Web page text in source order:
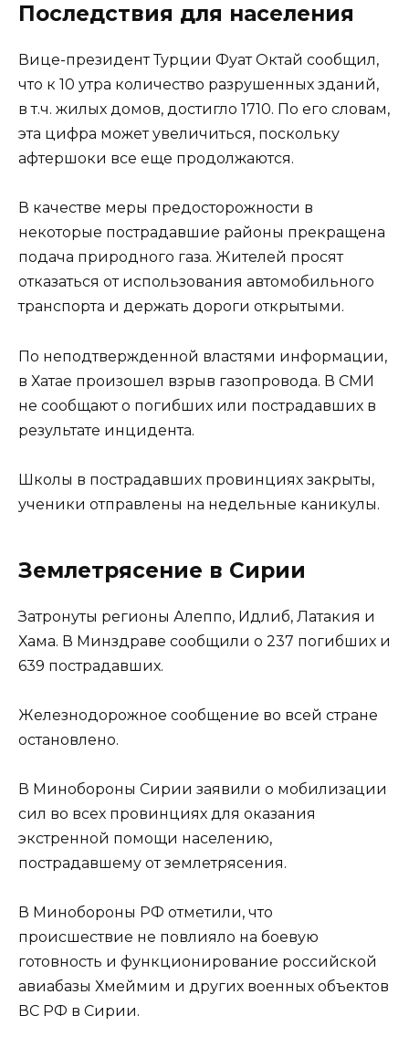
Последствия для населения
Вице-президент Турции Фуат Октай сообщил,
что к 10 утра количество разрушенных зданий,
в т.ч. жилых домов, достигло 1710. По его словам,
эта цифра может увеличиться, поскольку
афтершоки все еще продолжаются.
В качестве меры предосторожности в
некоторые пострадавшие районы прекращена
подача природного газа. Жителей просят
отказаться от использования автомобильного
транспорта и держать дороги открытыми.
По неподтвержденной властями информации,
в Хатае произошел взрыв газопровода. В СМИ
не сообщают о погибших или пострадавших в
результате инцидента.
Школы в пострадавших провинциях закрыты,
ученики отправлены на недельные каникулы.
Землетрясение в Сирии
Затронуты регионы Алеппо, Идлиб, Латакия и
Хама. В Минздраве сообщили о 237 погибших и
639 пострадавших.
Железнодорожное сообщение во всей стране
остановлено.
В Минобороны Сирии заявили о мобилизации
сил во всех провинциях для оказания
экстренной помощи населению,
пострадавшему от землетрясения.
В Минобороны РФ отметили, что
происшествие не повлияло на боевую
готовность и функционирование российской
авиабазы Хмеймим и других военных объектов
ВС РФ в Сирии.